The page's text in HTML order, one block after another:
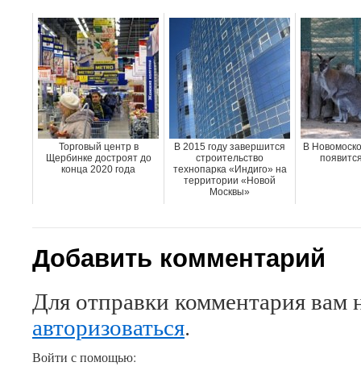
Торговый центр в
Щербинке достроят до
конца 2020 года
В 2015 году завершится
строительство
технопарка «Индиго» на
территории «Новой
Москвы»
В
Добавить комментарий
Для отправки комментария вам
авторизоваться.
Войти с помощью: